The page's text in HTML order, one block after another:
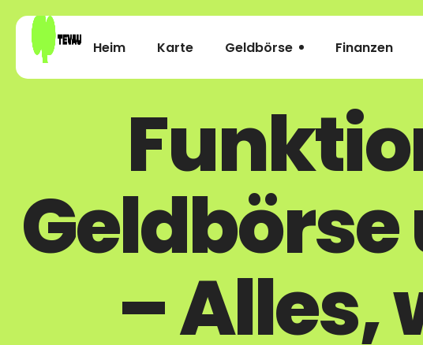
Heim Karte Geldbörse Finanzen
– Alles,